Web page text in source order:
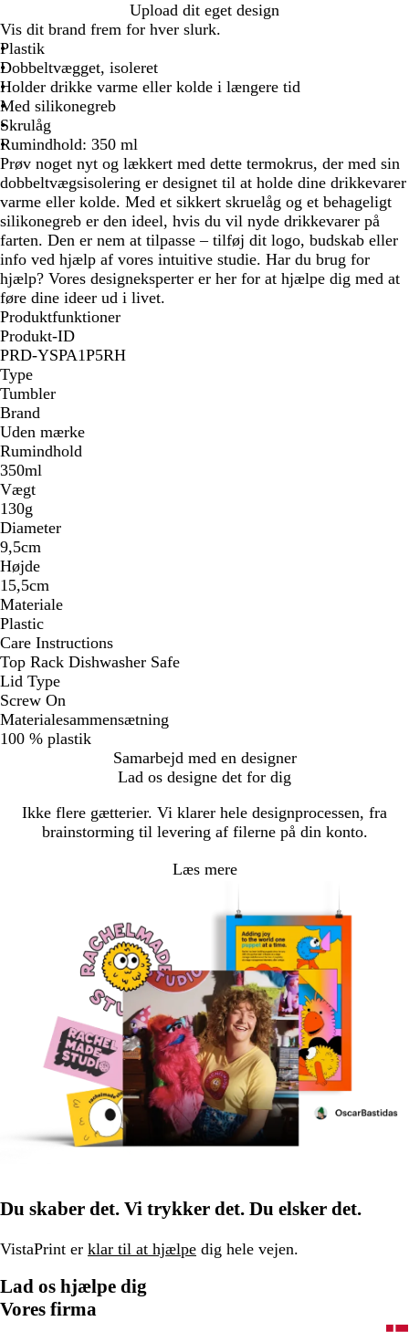
o
r
t
o
r
t
/
r
ø
d
ø
r
k
e
b
l
å
e
l
l
e
m
b
l
å
/
h
v
i
d
u
l
/
s
o
r
t
Upload dit eget design
Vis dit brand frem for hver slurk.
Plastik
Dobbeltvægget, isoleret
Holder drikke varme eller kolde i længere tid
Med silikonegreb
Skrulåg
Rumindhold: 350 ml
Prøv noget nyt og lækkert med dette termokrus, der med sin
dobbeltvægsisolering er designet til at holde dine drikkevarer
varme eller kolde. Med et sikkert skruelåg og et behageligt
silikonegreb er den ideel, hvis du vil nyde drikkevarer på
farten. Den er nem at tilpasse – tilføj dit logo, budskab eller
info ved hjælp af vores intuitive studie. Har du brug for
hjælp? Vores designeksperter er her for at hjælpe dig med at
føre dine ideer ud i livet.
Produktfunktioner
Produkt-ID
PRD-YSPA1P5RH
Type
Tumbler
Brand
Uden mærke
Rumindhold
350ml
Vægt
130g
Diameter
9,5cm
Højde
15,5cm
Materiale
Plastic
Care Instructions
Top Rack Dishwasher Safe
Lid Type
Screw On
Materialesammensætning
100 % plastik
Samarbejd med en designer
Lad os designe det for dig
Ikke flere gætterier. Vi klarer hele designprocessen, fra
brainstorming til levering af filerne på din konto.
Læs mere
Du skaber det. Vi trykker det. Du elsker det.
VistaPrint er klar til at hjælpe dig hele vejen.
Lad os hjælpe dig
Vores firma